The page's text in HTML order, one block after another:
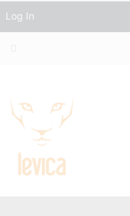
Log In